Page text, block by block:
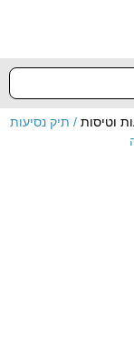
וטיסות / תיק נסיעות